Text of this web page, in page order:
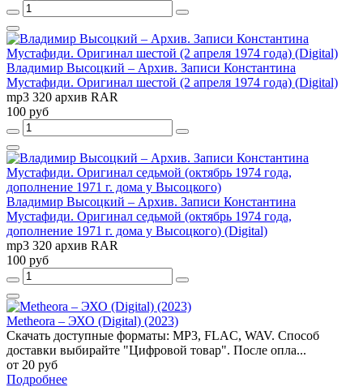
Владимир Высоцкий – Архив. Записи Константина
Мустафиди. Оригинал шестой (2 апреля 1974 года) (Digital)
mp3 320 архив RAR
100 руб
Владимир Высоцкий – Архив. Записи Константина
Мустафиди. Оригинал седьмой (октябрь 1974 года,
дополнение 1971 г. дома у Высоцкого) (Digital)
mp3 320 архив RAR
100 руб
Metheora – ЭХО (Digital) (2023)
Скачать доступные форматы: MP3, FLAC, WAV. Способ
доставки выбирайте "Цифровой товар". После опла...
от 20 руб
Подробнее